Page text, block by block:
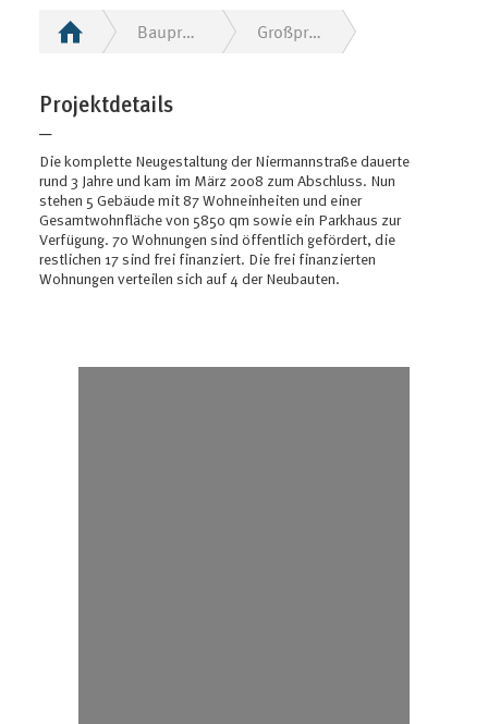
Bauprojekte Großprojekt: Neue Niermannstraße
Projektdetails
─
Die komplette Neugestaltung der Niermannstraße dauerte
rund 3 Jahre und kam im März 2008 zum Abschluss. Nun
stehen 5 Gebäude mit 87 Wohneinheiten und einer
Gesamtwohnfläche von 5850 qm sowie ein Parkhaus zur
Verfügung. 70 Wohnungen sind öffentlich gefördert, die
restlichen 17 sind frei finanziert. Die frei finanzierten
Wohnungen verteilen sich auf 4 der Neubauten.